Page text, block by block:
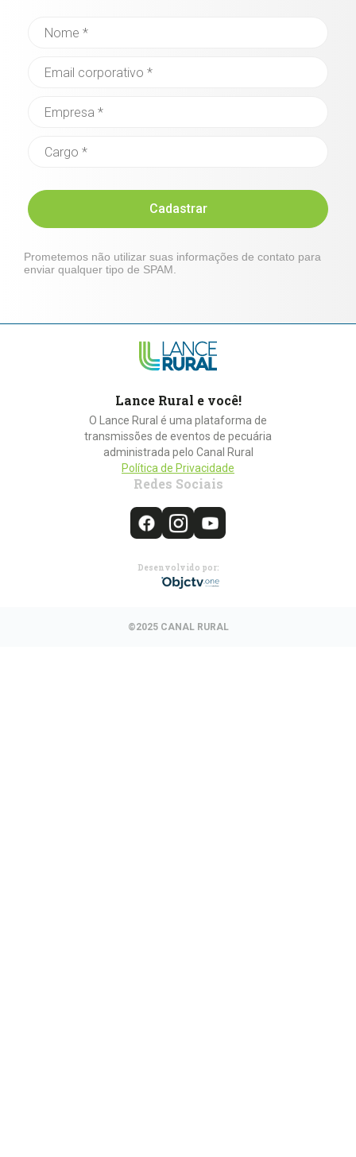
Cadastrar
Prometemos não utilizar suas informações de contato para
enviar qualquer tipo de SPAM.
Lance Rural e você!
O Lance Rural é uma plataforma de
transmissões de eventos de pecuária
administrada pelo Canal Rural
Política de Privacidade
Redes Sociais
Desenvolvido por:
©2025 CANAL RURAL